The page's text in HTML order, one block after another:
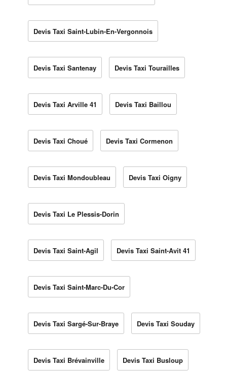
Devis Taxi Saint-Lubin-En-Vergonnois
Devis Taxi Santenay Devis Taxi Tourailles
Devis Taxi Arville 41 Devis Taxi Baillou
Devis Taxi Choué Devis Taxi Cormenon
Devis Taxi Mondoubleau Devis Taxi Oigny
Devis Taxi Le Plessis-Dorin
Devis Taxi Saint-Agil Devis Taxi Saint-Avit 41
Devis Taxi Saint-Marc-Du-Cor
Devis Taxi Sargé-Sur-Braye Devis Taxi Souday
Devis Taxi Brévainville Devis Taxi Busloup